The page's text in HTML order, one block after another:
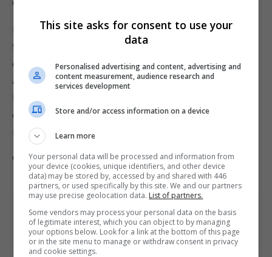
GenDESIGN.
Embora seja discreto, Ueda já comentou que está
trabalhando em seu próximo projeto e tem
considerado ideias imaginadas mas não
aproveitadas durante o desenvolvimento de The
Last Guardian. Segundo o designer, sua vontade é
criar um jogo mais acessível, mas não
necessariamente casual ou fácil de jogar.
Comente esta notícia no Fórum Outer Space
Share This
This site asks for consent to use your
data
Personalised advertising and content, advertising and
content measurement, audience research and
services development
Store and/or access information on a device
Learn more
Your personal data will be processed and information from
your device (cookies, unique identifiers, and other device
data) may be stored by, accessed by and shared with 446
partners, or used specifically by this site. We and our partners
may use precise geolocation data. List of partners.
Some vendors may process your personal data on the basis
of legitimate interest, which you can object to by managing
your options below. Look for a link at the bottom of this page
or in the site menu to manage or withdraw consent in privacy
and cookie settings.